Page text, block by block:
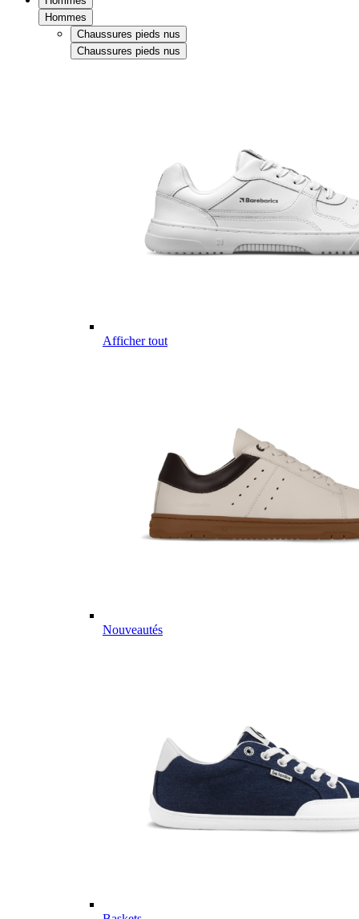
Hommes
Chaussures pieds nus
Chaussures pieds nus
Afficher tout
Nouveautés